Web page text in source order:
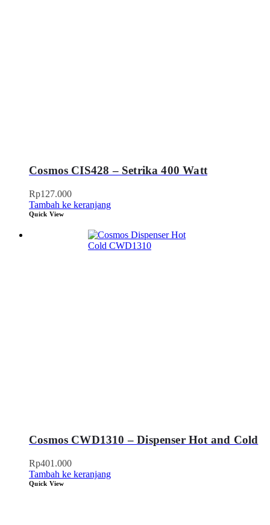
Cosmos CIS428 – Setrika 400 Watt
Rp127.000
Tambah ke keranjang
Quick View
Cosmos CWD1310 – Dispenser Hot and Cold
Rp401.000
Tambah ke keranjang
Quick View